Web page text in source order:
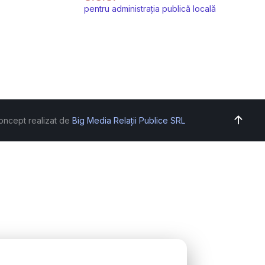
pentru administrația publică locală
realizat de Big Media Relații Publice SRL